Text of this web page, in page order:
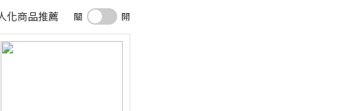
化商品推薦 關 開